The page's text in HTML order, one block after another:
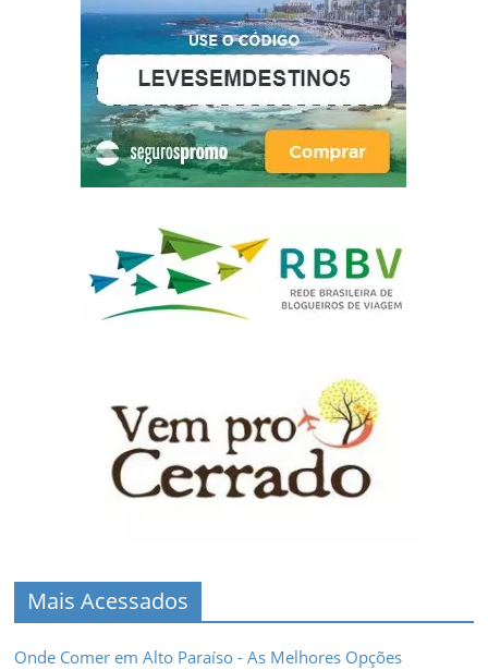
Mais Acessados
Onde Comer em Alto Paraíso - As Melhores Opções